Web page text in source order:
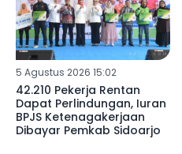
5 Agustus 2026 15:02
42.210 Pekerja Rentan
Dapat Perlindungan, Iuran
BPJS Ketenagakerjaan
Dibayar Pemkab Sidoarjo